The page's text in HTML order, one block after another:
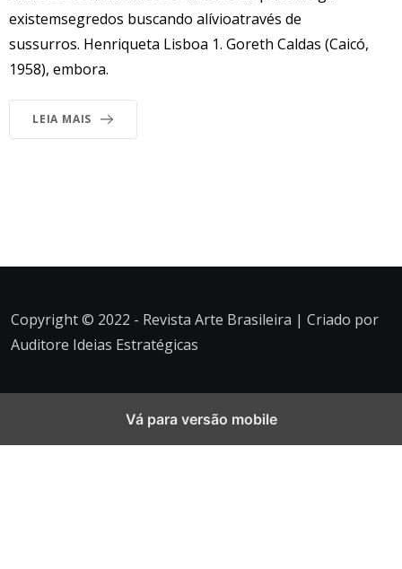
existemsegredos buscando alívioatravés de
sussurros. Henriqueta Lisboa 1. Goreth Caldas (Caicó,
1958), embora.
LEIA MAIS
Copyright © 2022 - Revista Arte Brasileira | Criado por
Auditore Ideias Estratégicas
Vá para versão mobile